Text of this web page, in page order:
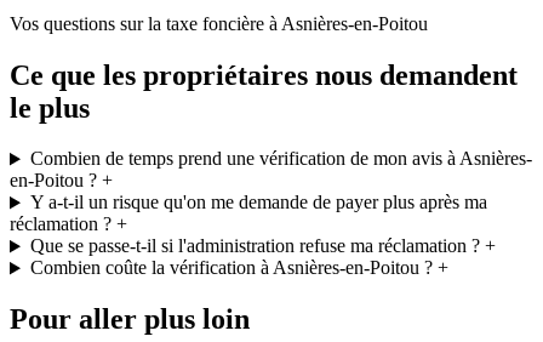
Vos questions sur la taxe foncière à Asnières-en-Poitou
Ce que les propriétaires nous demandent
le plus
Combien de temps prend une vérification de mon avis à Asnières-
en-Poitou ? +
Y a-t-il un risque qu'on me demande de payer plus après ma
réclamation ? +
Que se passe-t-il si l'administration refuse ma réclamation ?+
Combien coûte la vérification à Asnières-en-Poitou ?+
Pour aller plus loin